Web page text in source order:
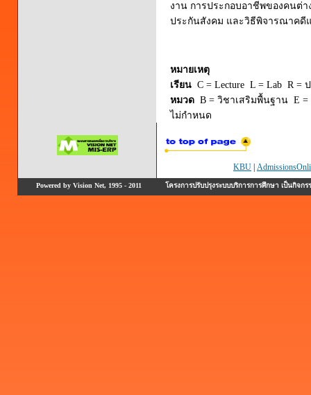
งาน การประกอบอาชีพของคนต่
ประกันสังคม และวิธีพิจารณาคดี
หมายเหตุ
เรียน C = Lecture L = Lab R =
หมวด B = วิชาเสริมพื้นฐาน E
ไม่กำหนด
KBU
Powered by Vision Net, 1995 - 2011 โครงการปรับปรุงระบบบริการการศึกษา เป็นกิ